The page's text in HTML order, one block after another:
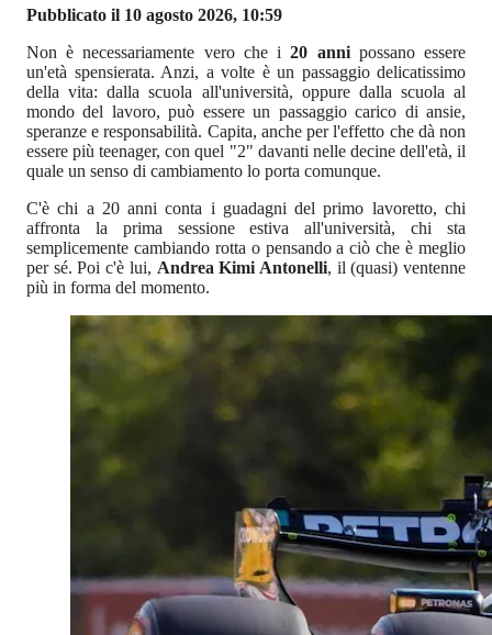
Pubblicato il 10 agosto 2026, 10:59
Non è necessariamente vero che i20 annipossano essere
un'età spensierata. Anzi, a volte è un passaggio delicatissimo
della vita: dalla scuola all'università, oppure dalla scuola al
mondo del lavoro, può essere un passaggio carico di ansie,
speranze e responsabilità. Capita, anche per l'effetto che dà non
essere più teenager, con quel "2" davanti nelle decine dell'età, il
quale un senso di cambiamento lo porta comunque.
C'è chi a 20 anni conta i guadagni del primo lavoretto, chi
affronta la prima sessione estiva all'università, chi sta
semplicemente cambiando rotta o pensando a ciò che è meglio
per sé. Poi c'è lui, Andrea Kimi Antonelli, il (quasi) ventenne
più in forma del momento.